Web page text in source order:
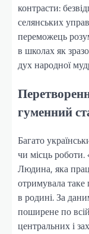
контрасти:
селянських
переможець
в школах як
дух народної
гуменний
Багато
чи місць
Людина, яка
отримувала таке
в родині. За
поширене по
центральних і